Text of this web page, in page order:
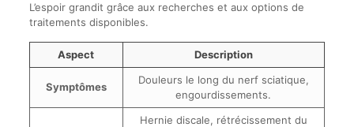
L’espoir grandit grâce aux recherches et aux options de
traitements disponibles.
Aspect Description
Symptômes
Douleurs le long du nerf sciatique,
engourdissements.
Hernie discale, rétrécissement du